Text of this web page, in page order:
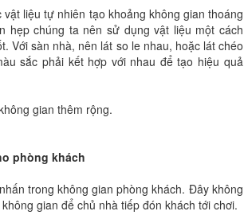
liệu tự nhiên tạo khoảng không gian thoáng
hẹp chúng ta nên sử dụng vật liệu một cách
Với sàn nhà, nên lát so le nhau, hoặc lát chéo
sắc phải kết hợp với nhau để tạo hiệu quả
gian thêm rộng.
phòng khách
trong không gian phòng khách. Đây không
gian để chủ nhà tiếp đón khách tới chơi.